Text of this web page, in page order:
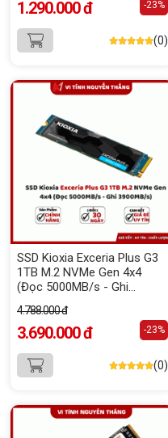
1.290.000 đ -23%
(0)
SSD Kioxia Exceria Plus G3
1TB M.2 NVMe Gen 4x4
(Đọc 5000MB/s - Ghi
4.788.000 đ
3.690.000 đ -23%
(0)